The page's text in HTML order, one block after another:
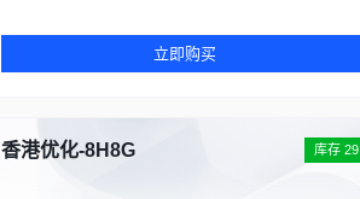
立即购买
香港优化-8H8G 库存 29